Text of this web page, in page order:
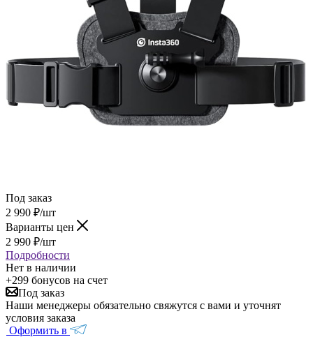
Под заказ
2 990 ₽/шт
Варианты цен
2 990 ₽/шт
Подробности
Нет в наличии
+299 бонусов на счет
Под заказ
Наши менеджеры обязательно свяжутся с вами и уточнят
условия заказа
Оформить в